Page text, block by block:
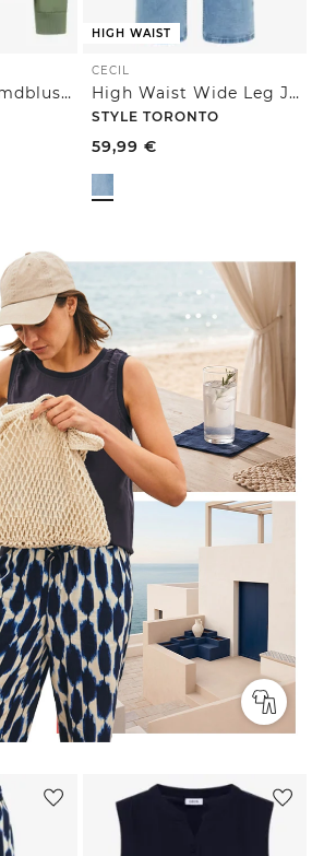
Blouson mit Hemdblusenkragen
HIGH WAIST
CECIL
High Waist Wide Leg Jeans im Slim Fit
STYLE TORONTO
59,99 €